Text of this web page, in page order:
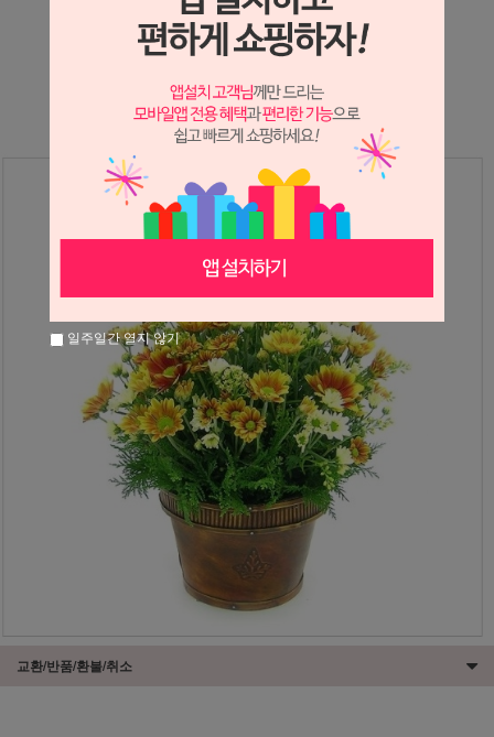
상세정보 새창 열기
교환/반품/환불/취소
일주일간 열지 않기